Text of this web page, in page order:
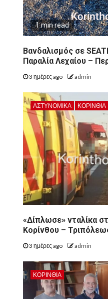
1 min read
Βανδαλισμός σε
Παραλία Λεχαίου –
3 ημέρες ago admin
ΑΣΤΥΝΟΜΙΚΑ ΚΟΡΙΝΘΊΑ
«Δίπλωσε» νταλίκα
Κορίνθου –
3 ημέρες ago admin
ΚΟΡΙΝΘΊΑ